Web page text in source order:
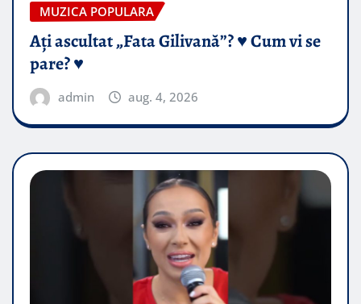
MUZICA POPULARA
Ați ascultat „Fata Gilivană”? ♥️ Cum vi se
pare? ♥️
admin aug. 4, 2026